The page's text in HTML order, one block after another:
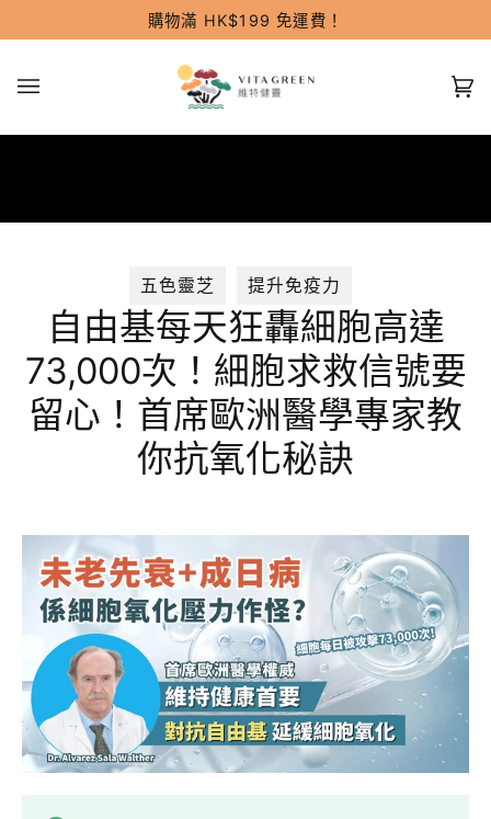
過
購物滿 HK$199 免運費！
五色靈芝 提升免疫力
自由基每天狂轟細胞高達
73,000次！細胞求救信號要
留心！首席歐洲醫學專家教
你抗氧化秘訣